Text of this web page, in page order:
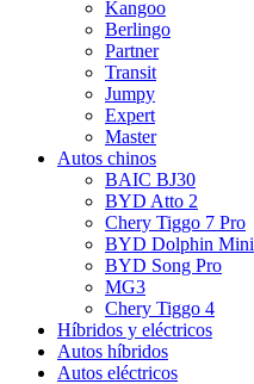
Kangoo
Berlingo
Partner
Transit
Jumpy
Expert
Master
Autos chinos
BAIC BJ30
BYD Atto 2
Chery Tiggo 7 Pro
BYD Dolphin Mini
BYD Song Pro
MG3
Chery Tiggo 4
Híbridos y eléctricos
Autos híbridos
Autos eléctricos